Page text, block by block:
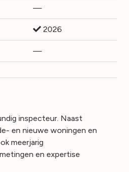
—
2026
—
inspecteur. Naast
en nieuwe woningen en
meerjarig
en expertise